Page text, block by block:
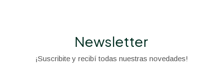
Newsletter
¡Suscribite y recibí todas nuestras novedades!